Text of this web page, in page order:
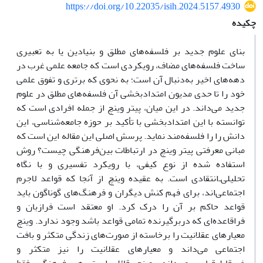
https://doi.org/10.22035/isih.2024.5157.4930
چکیده
بنای علوم جدید بر فلسفه‌های مطلق و بنیادین یا به تعبیری
ساخت فلسفه‌های مضاف، رویکردی است که جامعه علمی غرب در
دهه‌های اخیر به‌دنبال آن است؛ به نحوی که برتری و تفوق علمی
خود را تا حدی مدیون امتدادبخشی آن فلسفه‌های مطلق در علوم
جدید می‌داند. در این میان، پیتر وینچ از جمله افرادی است که
توانسته با این امتدادبخشی با تأکید بر حوزه جامعه‌شناسی، این
دانش را را فلسفه‌مند نماید. پرسش اصلی این مقاله این است که
مبانی معرفتی پیتر وینچ در ارتباطات بین‌فرهنگی چیست؟ روش
استفاده شده از نوع کیفی، با رویکرد تفسیری و با نگاه
تحلیلی‌ـ‌انتقادی است. به عقیده وینچ از آنجا که قواعد لاجرم
اجتماعی‌اند، برای فهم کنش دیگران و فرهنگ‌های گوناگون باید
قواعد حاکم بر آن را درک کرد. او معتقد است فرازبان و
فراقاعده‌ای که دربرگیرنده تمامی قواعد باشد وجود ندارد. وینچ
معیارهای عقلانیت را برخاسته از صورت‌های زندگی متکثر و بافت
اجتماعی می‌داند و معیارهای عقلانیت را نیز متکثر و